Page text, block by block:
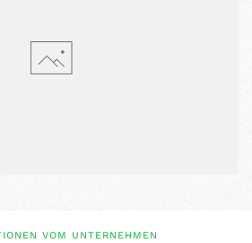
VOM UNTERNEHMEN